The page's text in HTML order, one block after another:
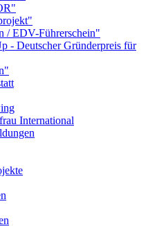
/ EDV-Führerschein"
- Deutscher Gründerpreis für
International